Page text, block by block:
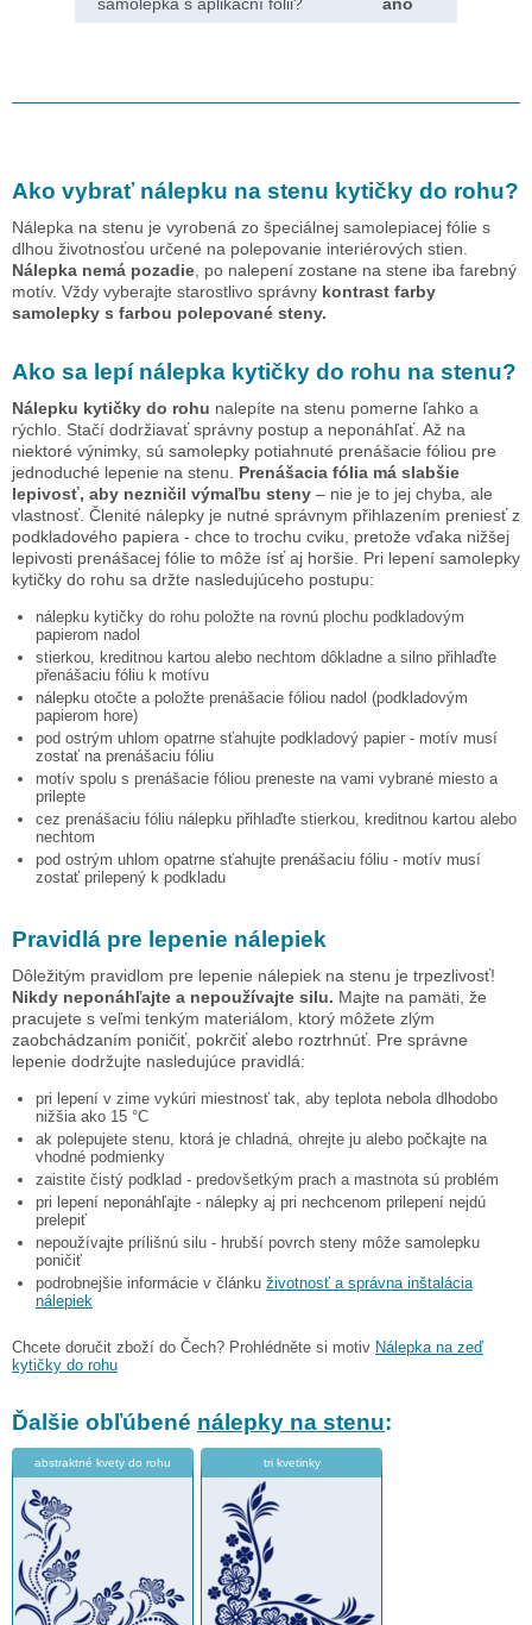
samolepka s aplikační fólii? ano
Ako vybrať nálepku na stenu kytičky do rohu?
Nálepka na stenu je vyrobená zo špeciálnej samolepiacej fólie s
dlhou životnosťou určené na polepovanie interiérových stien.
Nálepka nemá pozadie, po nalepení zostane na stene iba farebný
motív. Vždy vyberajte starostlivo správny kontrast farby
samolepky s farbou polepované steny.
Ako sa lepí nálepka kytičky do rohu na stenu?
Nálepku kytičky do rohu nalepíte na stenu pomerne ľahko a
rýchlo. Stačí dodržiavať správny postup a neponáhľať. Až na
niektoré výnimky, sú samolepky potiahnuté prenášacie fóliou pre
jednoduché lepenie na stenu. Prenášacia fólia má slabšie
lepivosť, aby nezničil výmaľbu steny – nie je to jej chyba, ale
vlastnosť. Členité nálepky je nutné správnym přihlazením preniesť z
podkladového papiera - chce to trochu cviku, pretože vďaka nižšej
lepivosti prenášacej fólie to môže ísť aj horšie. Pri lepení samolepky
kytičky do rohu sa držte nasledujúceho postupu:
nálepku kytičky do rohu položte na rovnú plochu podkladovým
papierom nadol
stierkou, kreditnou kartou alebo nechtom dôkladne a silno přihlaďte
přenášaciu fóliu k motívu
nálepku otočte a položte prenášacie fóliou nadol (podkladovým
papierom hore)
pod ostrým uhlom opatrne sťahujte podkladový papier - motív musí
zostať na prenášaciu fóliu
motív spolu s prenášacie fóliou preneste na vami vybrané miesto a
prilepte
cez prenášaciu fóliu nálepku přihlaďte stierkou, kreditnou kartou alebo
nechtom
pod ostrým uhlom opatrne sťahujte prenášaciu fóliu - motív musí
zostať prilepený k podkladu
Pravidlá pre lepenie nálepiek
Dôležitým pravidlom pre lepenie nálepiek na stenu je trpezlivosť!
Nikdy neponáhľajte a nepoužívajte silu. Majte na pamäti, že
pracujete s veľmi tenkým materiálom, ktorý môžete zlým
zaobchádzaním poničiť, pokrčiť alebo roztrhnúť. Pre správne
lepenie dodržujte nasledujúce pravidlá:
pri lepení v zime vykúri miestnosť tak, aby teplota nebola dlhodobo
nižšia ako 15 °C
ak polepujete stenu, ktorá je chladná, ohrejte ju alebo počkajte na
vhodné podmienky
zaistite čistý podklad - predovšetkým prach a mastnota sú problém
pri lepení neponáhľajte - nálepky aj pri nechcenom prilepení nejdú
prelepiť
nepoužívajte prílišnú silu - hrubší povrch steny môže samolepku
poničiť
podrobnejšie informácie v článku životnosť a správna inštalácia
nálepiek
Chcete doručit zboží do Čech? Prohlédněte si motiv Nálepka na zeď
kytičky do rohu
Ďalšie obľúbené nálepky na stenu:
abstraktné kvety do rohu tri kvetinky